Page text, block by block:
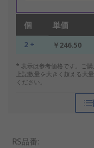
個 単価
2 + ￥246.50
* 表示は参考価格です。ご
上記数量を大きく超える大
ください。
RS品番: